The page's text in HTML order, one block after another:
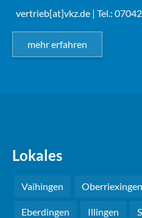
vertrieb[at]vkz.de | Tel.:
mehr erfahren
Lokales
Vaihingen Oberriexingen
Eberdingen Illingen